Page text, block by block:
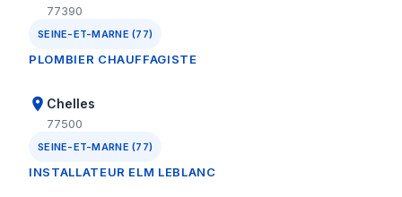
77390
SEINE-ET-MARNE (77)
PLOMBIER CHAUFFAGISTE
Chelles
77500
SEINE-ET-MARNE (77)
INSTALLATEUR ELM LEBLANC